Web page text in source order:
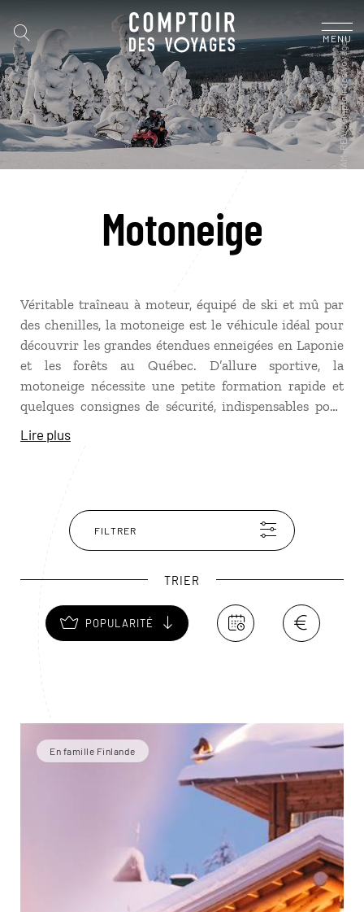
MENU
Motoneige
Véritable traîneau à moteur, équipé de ski et mû par
des chenilles, la motoneige est le véhicule idéal pour
découvrir les grandes étendues enneigées en Laponie
et les forêts au Québec. D’allure sportive, la
motoneige nécessite une petite formation rapide et
quelques consignes de sécurité, indispensables pour
éviter tout accident. Une fois que vous serez
familiarisé avec l’engin, à vous les paysages splendides
Lire plus
FILTRER
TRIER
POPULARITÉ
En famille Finlande